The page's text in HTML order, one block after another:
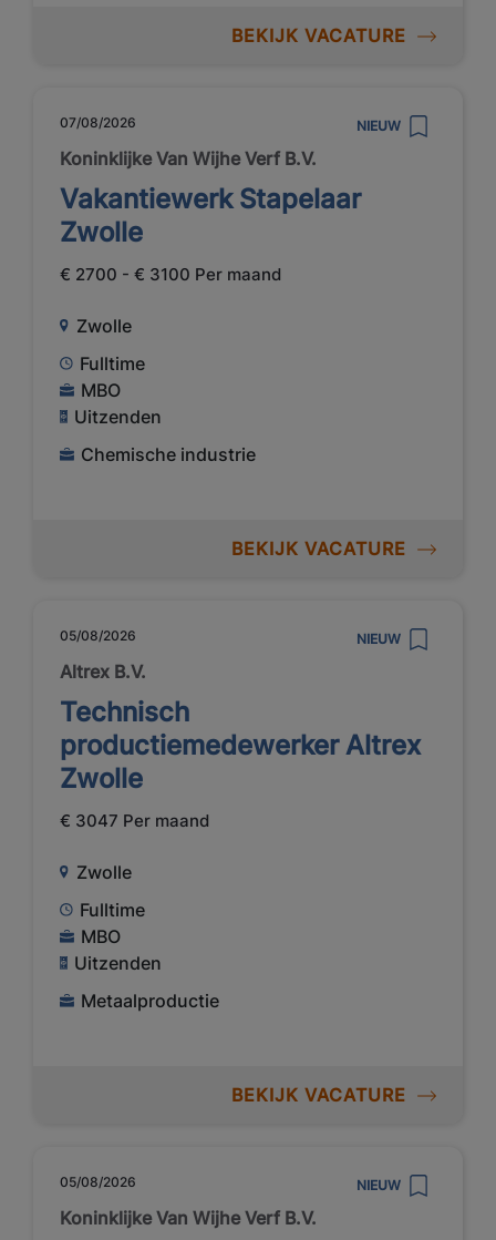
BEKIJK VACATURE
07/08/2026 NIEUW
Koninklijke Van Wijhe Verf B.V.
Vakantiewerk Stapelaar
Zwolle
€ 2700 - € 3100 Per maand
Zwolle
Fulltime
MBO
Uitzenden
Chemische industrie
BEKIJK VACATURE
05/08/2026 NIEUW
Altrex B.V.
Technisch
productiemedewerker Altrex
Zwolle
€ 3047 Per maand
Zwolle
Fulltime
MBO
Uitzenden
Metaalproductie
BEKIJK VACATURE
05/08/2026 NIEUW
Koninklijke Van Wijhe Verf B.V.